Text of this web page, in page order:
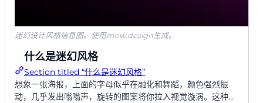
迷幻设计风格信息图。使用mew.design生成。
什么是迷幻风格
Section titled “什么是迷幻风格”
想象一张海报，上面的字母似乎在融化和舞蹈，颜色强烈振
动，几乎发出嗡嗡声，旋转的图案将你拉入视觉漩涡。这种沉